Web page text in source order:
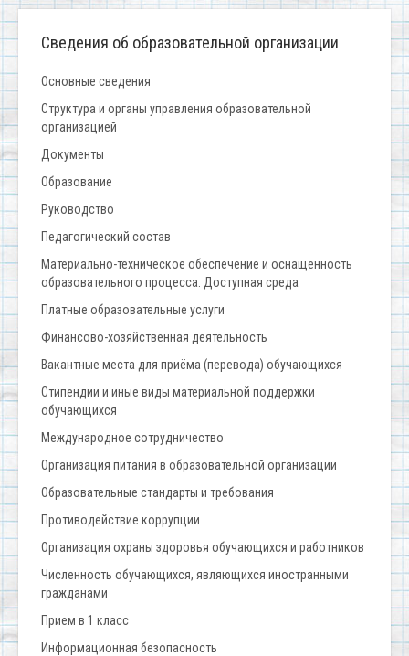
Сведения об образовательной организации
Основные сведения
Структура и органы управления образовательной
организацией
Документы
Образование
Руководство
Педагогический состав
Материально-техническое обеспечение и оснащенность
образовательного процесса. Доступная среда
Платные образовательные услуги
Финансово-хозяйственная деятельность
Вакантные места для приёма (перевода) обучающихся
Стипендии и иные виды материальной поддержки
обучающихся
Международное сотрудничество
Организация питания в образовательной организации
Образовательные стандарты и требования
Противодействие коррупции
Организация охраны здоровья обучающихся и работников
Численность обучающихся, являющихся иностранными
гражданами
Прием в 1 класс
Информационная безопасность